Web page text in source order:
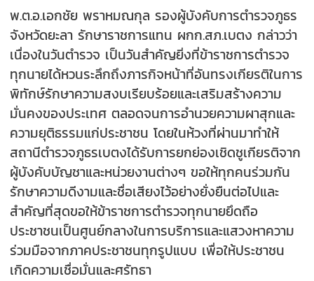
พ.ต.อ.เอกชัย พราหมณกุล รองผู้บังคับการตำรวจภูธร
จังหวัดยะลา รักษาราชการแทน ผกก.สภ.เบตง กล่าวว่า
เนื่องในวันตำรวจ เป็นวันสำคัญยิ่งที่ข้าราชการตำรวจ
ทุกนายได้หวนระลึกถึงภารกิจหน้าที่อันทรงเกียรติในการ
พิทักษ์รักษาความสงบเรียบร้อยและเสริมสร้างความ
มั่นคงของประเทศ ตลอดจนการอำนวยความผาสุกและ
ความยุติธรรมแก่ประชาชน โดยในห้วงที่ผ่านมาทำให้
สถานีตำรวจภูธรเบตงได้รับการยกย่องเชิดชูเกียรติจาก
ผู้บังคับบัญชาและหน่วยงานต่างๆ ขอให้ทุกคนร่วมกัน
รักษาความดีงามและชื่อเสียงไว้อย่างยั่งยืนต่อไปและ
สำคัญที่สุดขอให้ข้าราชการตำรวจทุกนายยึดถือ
ประชาชนเป็นศูนย์กลางในการบริการและแสวงหาความ
ร่วมมือจากภาคประชาชนทุกรูปแบบ เพื่อให้ประชาชน
เกิดความเชื่อมั่นและศรัทธา